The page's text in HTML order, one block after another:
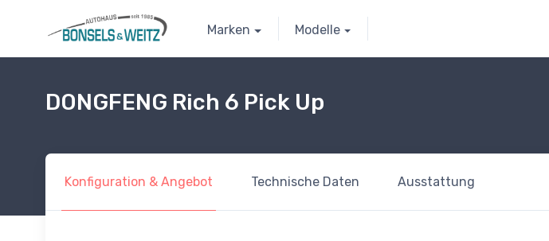
Marken Modelle
DONGFENG Rich 6 Pick Up
Konfiguration & Angebot Technische Daten Ausstattung